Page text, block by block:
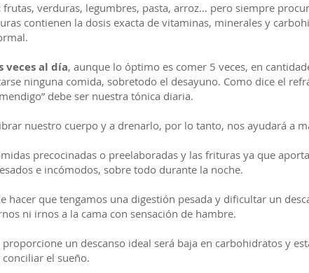
frutas, verduras, legumbres, pasta, arroz… pero siempre
contienen la dosis exacta de vitaminas, minerales y
veces al día, aunque lo óptimo es comer 5 veces, en
ninguna comida, sobretodo el desayuno. Como dice el
debe ser nuestra tónica diaria.
nuestro cuerpo y a drenarlo, por lo tanto, nos ayudará a
precocinadas o preelaboradas y las frituras ya que
e incómodos, sobre todo durante la noche.
hacer que tengamos una digestión pesada y dificultar un
ni irnos a la cama con sensación de hambre.
proporcione un descanso ideal será baja en carbohidratos y
el sueño.